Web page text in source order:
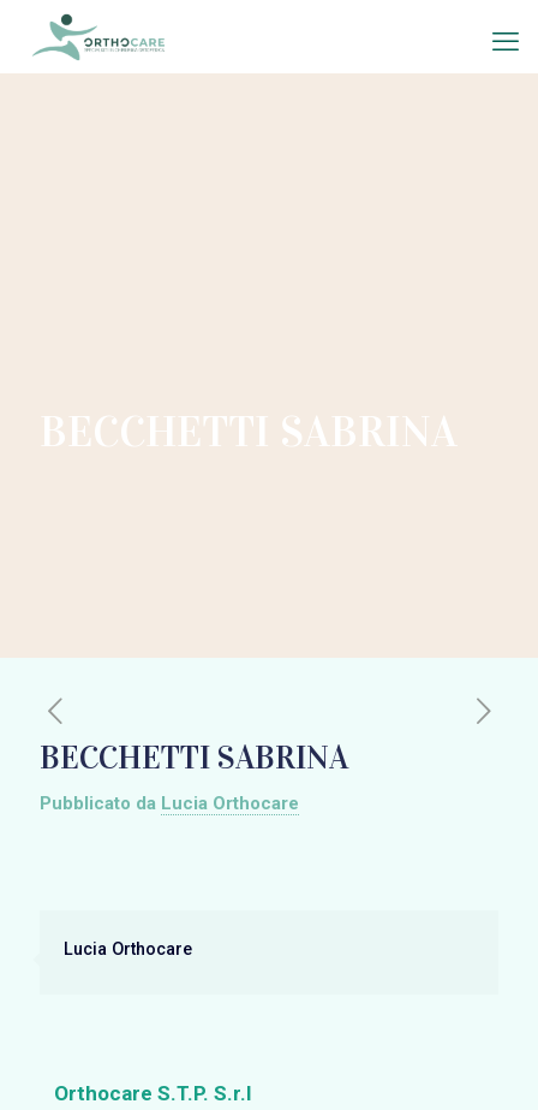
BECCHETTI SABRINA
BECCHETTI SABRINA
Pubblicato da Lucia Orthocare
Lucia Orthocare
Orthocare S.T.P. S.r.l